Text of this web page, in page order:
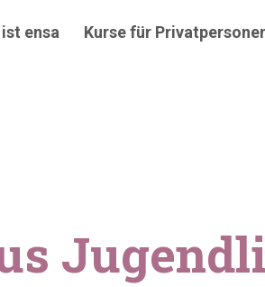
ensa Kurse für